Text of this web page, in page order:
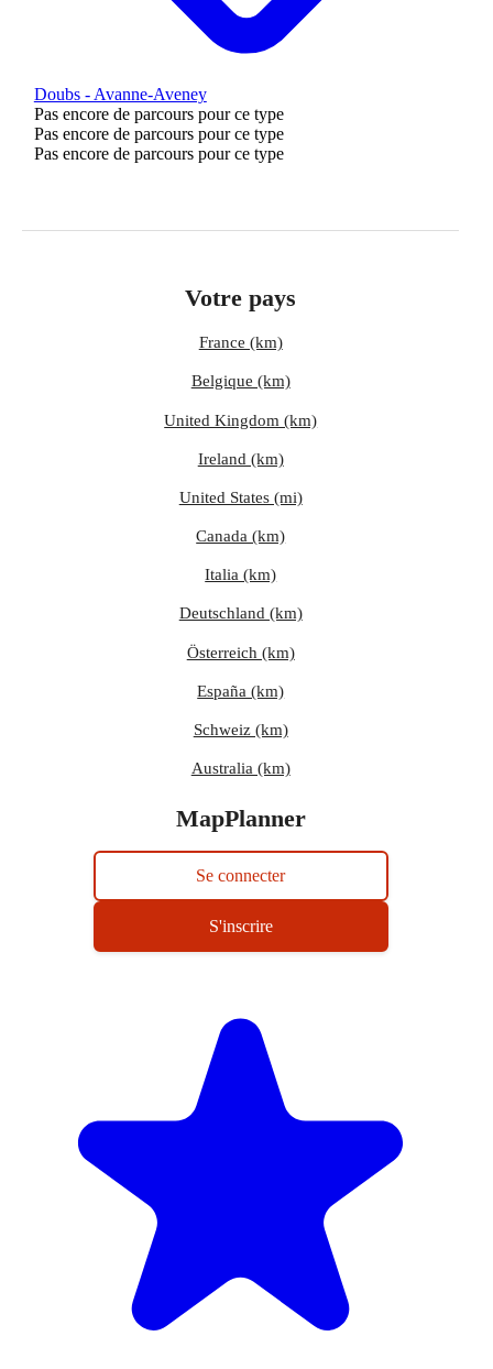
Doubs - Avanne-Aveney
Pas encore de parcours pour ce type
Pas encore de parcours pour ce type
Pas encore de parcours pour ce type
Votre pays
France (km)
Belgique (km)
United Kingdom (km)
Ireland (km)
United States (mi)
Canada (km)
Italia (km)
Deutschland (km)
Österreich (km)
España (km)
Schweiz (km)
Australia (km)
MapPlanner
Se connecter
S'inscrire